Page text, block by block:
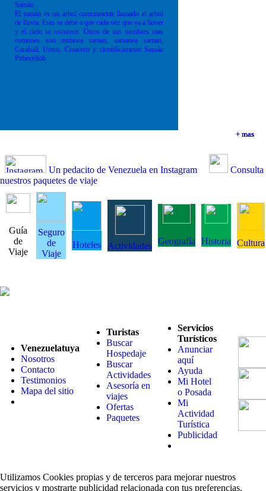
+ mas
+ mas
+ mas
Samán
El samán es un arbol comunmente llamado el arbol
de lluvia. Esto se debe a que cada vez que va a llover
y el cielo se oscurece. Otros de sus nombres mas
comunes son mimosa saman, samanea saman,
Carabalí, Urero, Cenicero y cientificamente Samán
Pithecellob
+ mas
Un pedacito de Venezuela en Instagram
Consulta
nuestros paquetes de viaje
Guía
de
Viaje
Seguro
de
Viaje
Hoteles Actividades Geografía Historia Cultura
Venezuelatuya
Nosotros
Contacto
Testimonios
Mapa del sitio
Turistas
Buscar
Hospedaje
Buscar
Actividades
Asesoría en
viajes
Ofertas
Paquetes
Servicios
Turísticos
Anunciar
aquí
Ayuda
Mi Hotel
o Posada
Mi
Actividad
Turística
Publicidad
Utilizamos Cookies propias y de terceros para mejorar nuestros
servicios y mostrarte publicidad relacionada con tus preferencias.